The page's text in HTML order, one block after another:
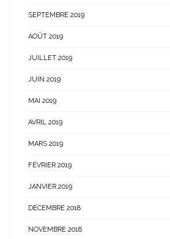
SEPTEMBRE 2019
AOÛT 2019
JUILLET 2019
JUIN 2019
MAI 2019
AVRIL 2019
MARS 2019
FÉVRIER 2019
JANVIER 2019
DÉCEMBRE 2018
NOVEMBRE 2018